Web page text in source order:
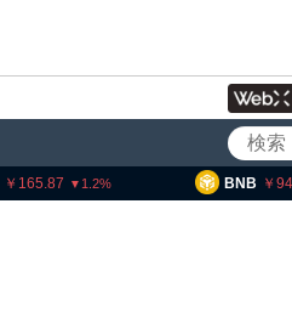
165.87 1.2 BNB